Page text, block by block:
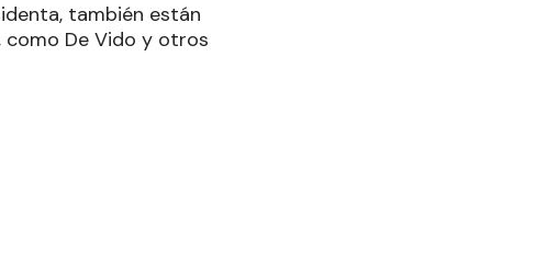
también están
De Vido y otros